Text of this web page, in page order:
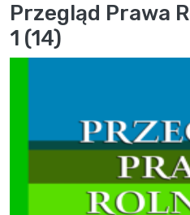
Przegląd Prawa
1 (14)